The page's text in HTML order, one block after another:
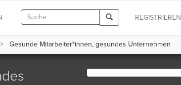
REGISTRIEREN
Gesunde Mitarbeiter*innen, gesundes Unternehmen